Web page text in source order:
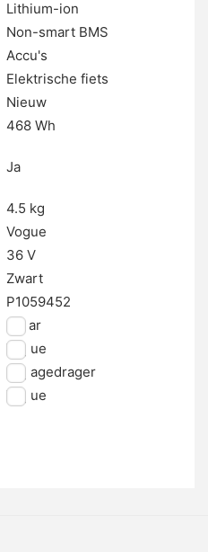
Lithium-ion
Non-smart BMS
Accu's
Elektrische fiets
Nieuw
468 Wh
Ja
4.5 kg
Vogue
36 V
Zwart
P1059452
2 jaar
Vogue
Bagagedrager
Vogue